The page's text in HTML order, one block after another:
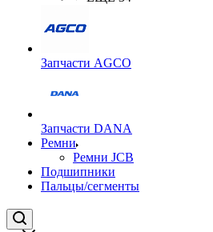
Запчасти AGCO
Запчасти DANA
Ремни
Ремни JCB
Подшипники
Пальцы/сегменты